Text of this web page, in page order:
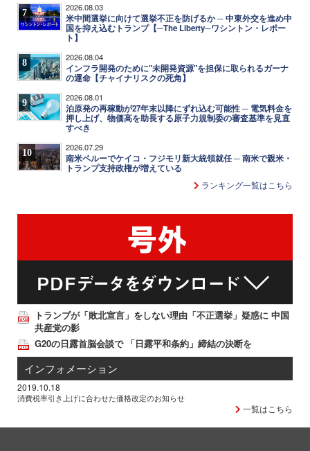
7 2026.08.03
米中間選挙に向けて選挙不正を防げるか ─ 中東外交を進め中
国を抑え込むトランプ【─The Liberty─ワシントン・レポー
ト】
8 2026.08.04
インフラ開発のために"未開発資源"を担保に取られるガーナ
の運命【チャイナリスクの死角】
9 2026.08.01
泊原発の再稼動が27年末以降にずれ込む可能性 ─ 電気料金を
押し上げ、物価高を助長する原子力規制委の審査基準を見直
すべき
10 2026.07.29
南米ペルーでケイコ・フジモリ新大統領就任 ─ 南米で親米・
トランプ支持政権が増えている
ランキング一覧はこちら
トランプが「敗北宣言」をしない理由「不正選挙」疑惑に 中国
共産党の影
G20の日露首脳会談で 「日露平和条約」締結の決断を
インフォメーション
2019.10.18
消費税率引き上げに合わせた価格改定のお知らせ
一覧はこちら